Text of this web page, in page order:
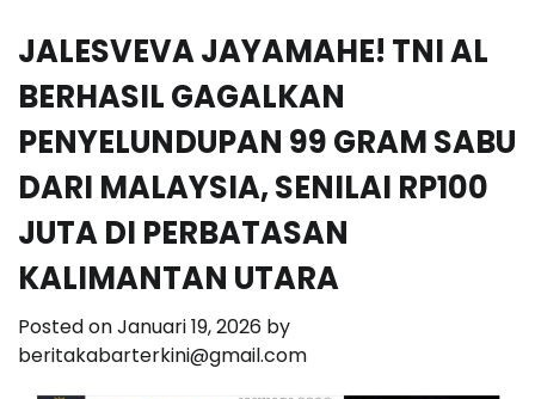
JALESVEVA JAYAMAHE! TNI AL
BERHASIL GAGALKAN
PENYELUNDUPAN 99 GRAM SABU
DARI MALAYSIA, SENILAI RP100
JUTA DI PERBATASAN
KALIMANTAN UTARA
Posted onJanuari 19, 2026 by
beritakabarterkini@gmail.com